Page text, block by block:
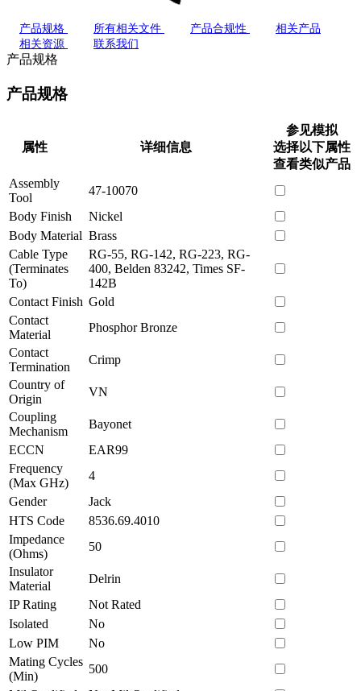
产品规格 所有相关文件 产品合规性
相关产品
相关资源
联系我们
产品规格
产品规格
属性 详细信息
参见模拟
选择以下属性
查看类似产品
Assembly
Tool
47-10070
Body Finish
Nickel
Body Material Brass
Cable Type
(Terminates
To)
RG-55, RG-142, RG-223, RG-
400, Belden 83242, Times SF-
142B
Contact Finish Gold
Contact
Material
Phosphor Bronze
Contact
Termination
Crimp
Country of
Origin
VN
Coupling
Mechanism
Bayonet
ECCN
EAR99
Frequency
(Max GHz)
4
Gender
Jack
HTS Code
8536.69.4010
Impedance
(Ohms)
50
Insulator
Material
Delrin
IP Rating
Not Rated
Isolated
No
Low PIM
No
Mating Cycles
(Min)
500